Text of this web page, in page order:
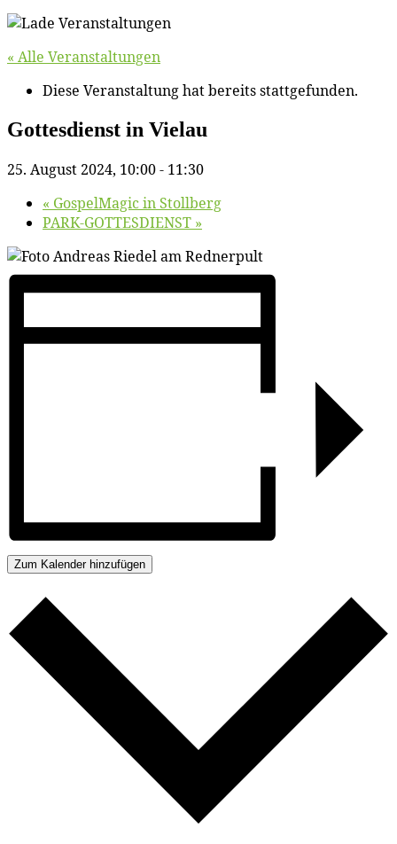
« Alle Veranstaltungen
Diese Veranstaltung hat bereits stattgefunden.
Got­tes­dienst in Vielau
25. August 2024, 10:00- 11:30
« Gos­pel­Ma­gic in Stollberg
PARK-GOTTESDIENST »
Zum Kalender hinzufügen